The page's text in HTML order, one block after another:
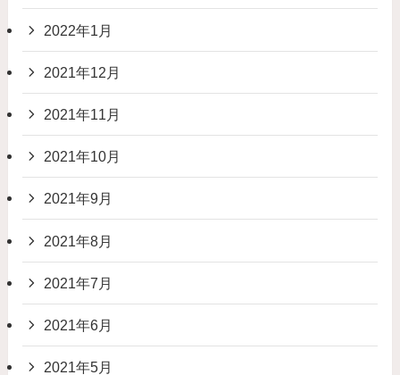
2022年1月
2021年12月
2021年11月
2021年10月
2021年9月
2021年8月
2021年7月
2021年6月
2021年5月